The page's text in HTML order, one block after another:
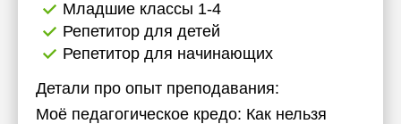
Младшие классы 1-4
Репетитор для детей
Репетитор для начинающих
Детали про опыт преподавания:
Моё педагогическое кредо: Как нельзя